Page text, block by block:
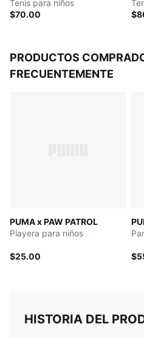
PUMA Niños:
Tenis para niños
$70.00
PRODUCTOS
FRECUENTEMENTE
PUMA x PAW PATROL
Playera para niños
$25.00
HISTORIA DEL